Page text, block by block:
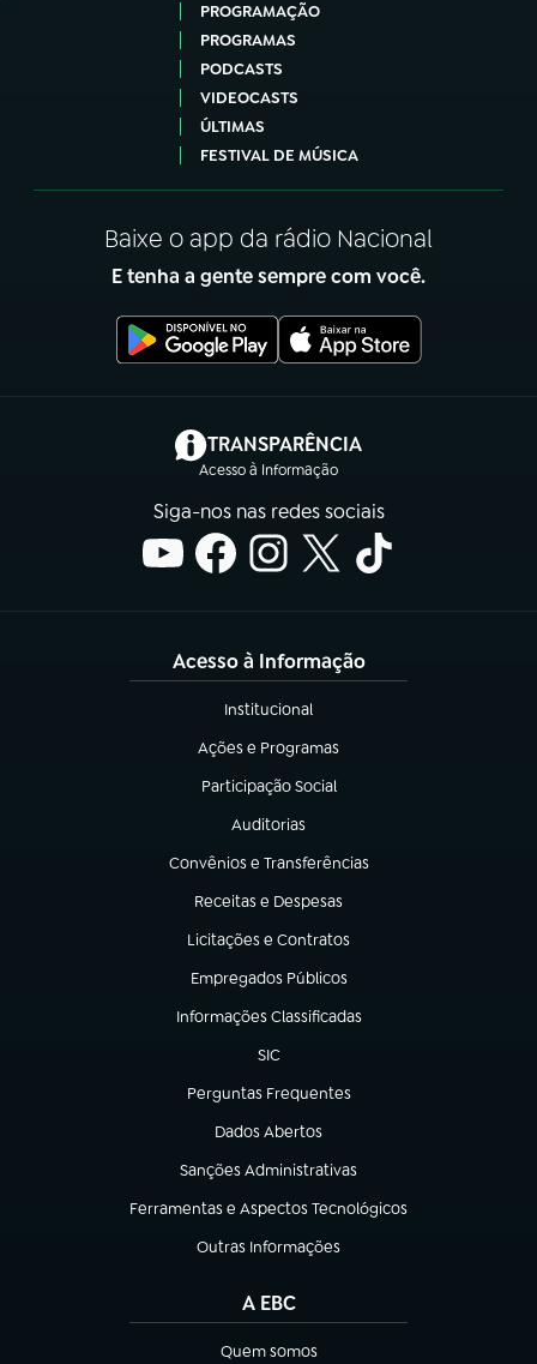
PROGRAMAÇÃO
PROGRAMAS
PODCASTS
VIDEOCASTS
ÚLTIMAS
FESTIVAL DE MÚSICA
Baixe o app da rádio Nacional
E tenha a gente sempre com você.
TRANSPARÊNCIA
Acesso à Informação
(abre em nova aba)
Siga-nos nas redes sociais
Acesso à Informação
Institucional
(abre em nova aba)
Ações e Programas
(abre em nova aba)
Participação Social
(abre em nova aba)
Auditorias
(abre em nova aba)
Convênios e Transferências
(abre em nova aba)
Receitas e Despesas
(abre em nova aba)
Licitações e Contratos
(abre em nova aba)
Empregados Públicos
(abre em nova aba)
Informações Classificadas
(abre em nova aba)
SIC
(abre em nova aba)
Perguntas Frequentes
(abre em nova aba)
Dados Abertos
(abre em nova aba)
Sanções Administrativas
(abre em nova aba)
Ferramentas e Aspectos Tecnológicos
(abre em nova aba)
Outras Informações
(abre em nova aba)
A EBC
Quem somos
(abre em nova aba)